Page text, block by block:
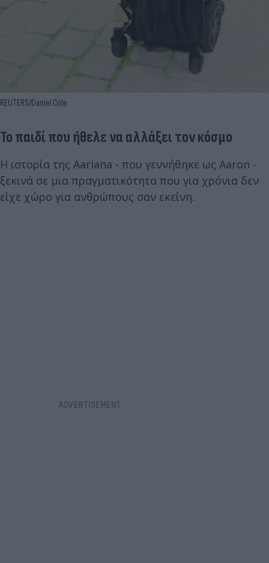
REUTERS/Daniel Cole
Το παιδί που ήθελε να αλλάξει τον κόσμο
Η ιστορία της Aariana - που γεννήθηκε ως Aaron -
ξεκινά σε μια πραγματικότητα που για χρόνια δεν
είχε χώρο για ανθρώπους σαν εκείνη.